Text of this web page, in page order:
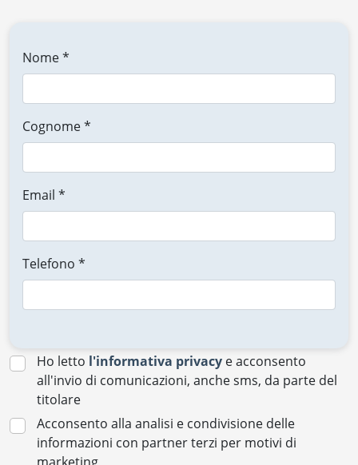
Nome *
Cognome *
Email *
Telefono *
Ho letto l'informativa privacy e acconsento
all'invio di comunicazioni, anche sms, da parte del
titolare
Acconsento alla analisi e condivisione delle
informazioni con partner terzi per motivi di